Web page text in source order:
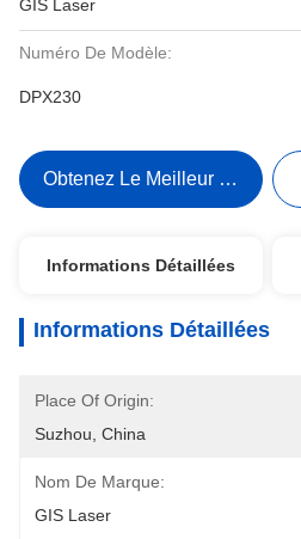
GIS Laser
Numéro De Modèle:
DPX230
Obtenez Le Meilleur Prix
Informations Détaillées
Informations Détaillées
Place Of Origin:
Suzhou, China
Nom De Marque:
GIS Laser